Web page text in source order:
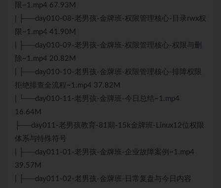
限~1.mp4 67.93M
| ├──day010-08-老男孩-金牌班-权限管理核心-目录rwx权
限~1.mp4 41.90M
| ├──day010-09-老男孩-金牌班-权限管理核心-权限与删
除~1.mp4 20.82M
| ├──day010-10-老男孩-金牌班-权限管理核心-排障权限
拒绝排查全流程~1.mp4 37.82M
| └──day010-11-老男孩-金牌班-今日总结~1.mp4
16.64M
├──day011-老男孩教育-81期-15k金牌班-Linux12位权限
体系与特殊符号
| ├──day011-01-老男孩-金牌班-企业故障案例~1.mp4
39.57M
| ├──day011-02-老男孩-金牌班-日常复盘与今日内容